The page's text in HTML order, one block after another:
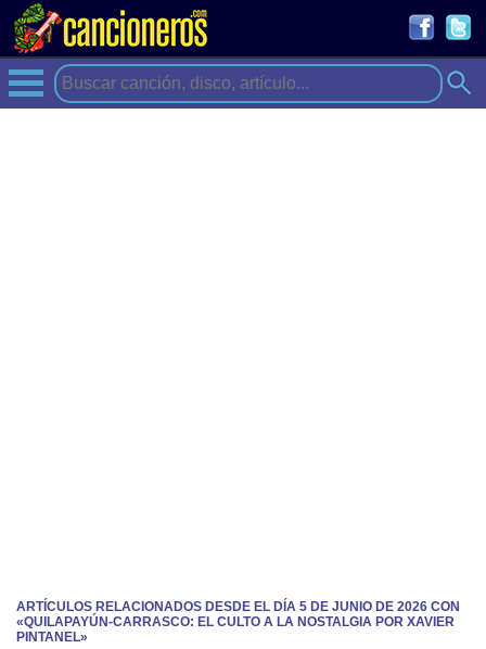
ARTÍCULOS RELACIONADOS DESDE EL DÍA 5 DE JUNIO DE 2026 CON
«QUILAPAYÚN-CARRASCO: EL CULTO A LA NOSTALGIA POR XAVIER
PINTANEL»